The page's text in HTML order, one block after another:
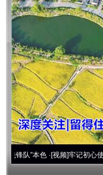
·[视频]牢记初心使命 奋进复